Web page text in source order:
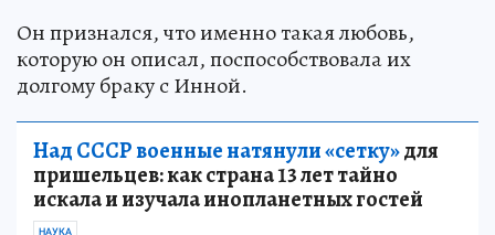
Он признался, что именно такая любовь,
которую он описал, поспособствовала их
долгому браку с Инной.
Над СССР военные натянули «сетку»для
пришельцев: как страна 13 лет тайно
искала и изучала инопланетных гостей
НАУКА